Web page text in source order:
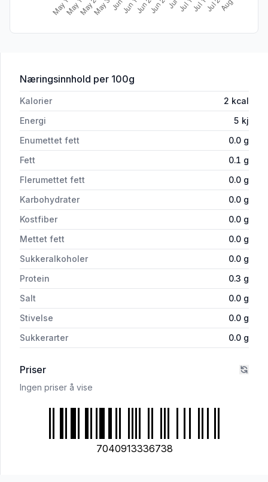
Næringsinnhold for 'Evergood Classic Filtermalt
per 100g
Kalorier 2 kcal
Energi
5 kj
Enumettet fett
0.0 g
Fett
0.1 g
Flerumettet fett
0.0 g
Karbohydrater
0.0 g
Kostfiber
0.0 g
Mettet fett
0.0 g
Sukkeralkoholer
0.0 g
Protein
0.3 g
Salt
0.0 g
Stivelse
0.0 g
Sukkerarter
0.0 g
Priser
Ingen priser å vise
7040913336738